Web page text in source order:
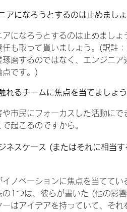
になろうとするのは止めましょ
になろうとするのは止めましょ
も取って貰いましょう。(訳註
磨するのではなく、エンジニ
点です。)
るチームに焦点を当てましょう
民にフォーカスした活動にで
起こるのですから。
ネスケース (またはそれに相当
ノベーションに焦点を当ててい
の1つは、彼らが書いた (他の影
はアイデアを持っていて、そ